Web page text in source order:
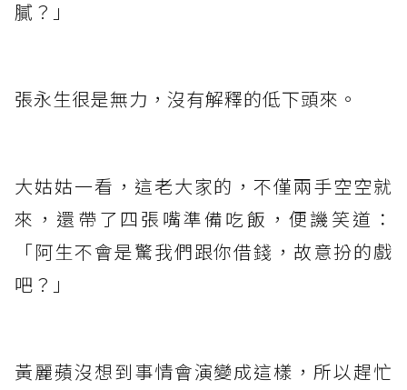
膩？」
張永生很是無力，沒有解釋的低下頭來。
大姑姑一看，這老大家的，不僅兩手空空就
來，還帶了四張嘴準備吃飯，便譏笑道：
「阿生不會是驚我們跟你借錢，故意扮的戲
吧？」
黃麗蘋沒想到事情會演變成這樣，所以趕忙